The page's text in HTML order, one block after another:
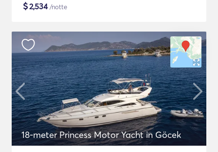
$2,534/notte
18-meter Princess Motor Yacht in Göcek